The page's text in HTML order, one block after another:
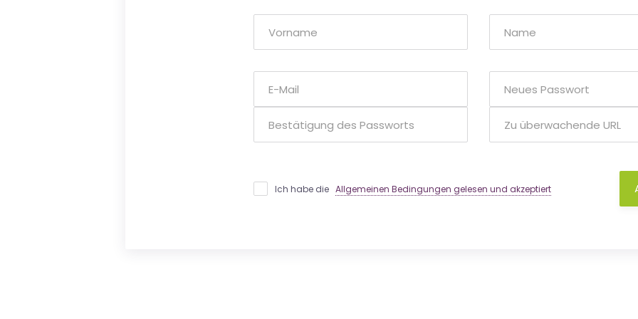
Ich habe die Allgemeinen Bedingungen gelesen und akzeptiert